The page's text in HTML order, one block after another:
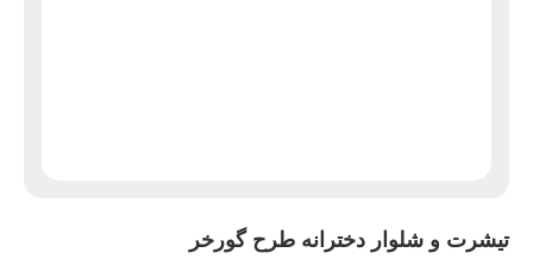
تیشرت و شلوار دخترانه طرح گورخر